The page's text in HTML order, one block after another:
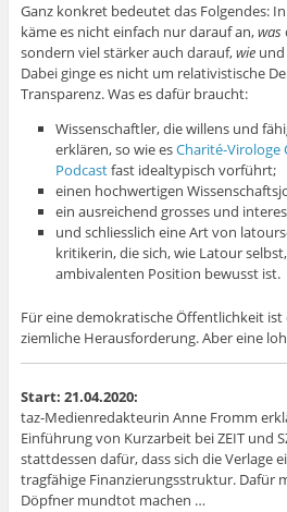
Ganz konkret bedeutet das Folgendes:
käme es nicht einfach nur darauf an,was
sondern viel stärker auch darauf,wieund
Dabei ginge es nicht um relativistische
Transparenz. Was es dafür braucht:
Wissenschaftler, die willens und
erklären, so wie esCharité-Virologe
Podcastfast ideal­typisch vorführt;
einen hochwertigen
ein ausreichend grosses und
und schliesslich eine Art von
kritikerin, die sich, wie Latour
ambivalenten Position bewusst ist.
Für eine demokratische Öffentlichkeit ist
ziemliche Herausforderung. Aber eine
Start: 21.04.2020:
taz-Medienredakteurin Anne Fromm
Einführung von Kurzarbeit bei ZEIT und
stattdessen dafür, dass sich die Verlage
tragfähige Finanzierungsstruktur. Dafür
Döpfner mundtot machen …